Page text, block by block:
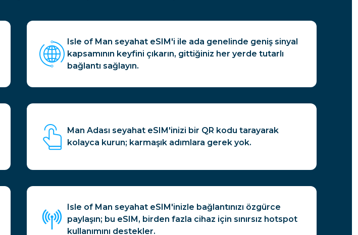
Isle of Man seyahat eSIM'i ile ada genelinde geniş sinyal
kapsamının keyfini çıkarın, gittiğiniz her yerde tutarlı
bağlantı sağlayın.
Man Adası seyahat eSIM'inizi bir QR kodu tarayarak
kolayca kurun; karmaşık adımlara gerek yok.
Isle of Man seyahat eSIM'inizle bağlantınızı özgürce
paylaşın; bu eSIM, birden fazla cihaz için sınırsız hotspot
kullanımını destekler.